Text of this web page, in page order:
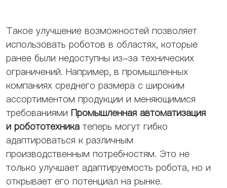
Такое улучшение возможностей позволяет
использовать роботов в областях, которые
ранее были недоступны из-за технических
ограничений. Например, в промышленных
компаниях среднего размера с широким
ассортиментом продукции и меняющимися
требованиями Промышленная автоматизация
и робототехника теперь могут гибко
адаптироваться к различным
производственным потребностям. Это не
только улучшает адаптируемость робота, но и
открывает его потенциал на рынке.